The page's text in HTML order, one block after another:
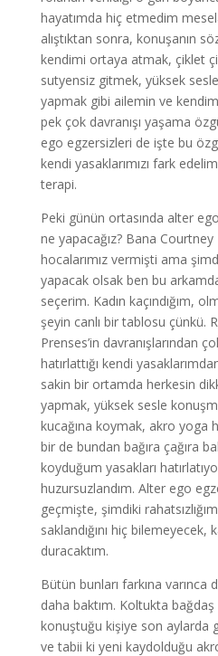
hayatımda hiç etmedim
alıştıktan sonra, konuşanın
kendimi ortaya atmak, çiklet
sutyensiz gitmek, yüksek
yapmak gibi ailemin ve
pek çok davranışı yaşama
ego egzersizleri de işte bu
kendi yasaklarımızı fark
terapi.
Peki günün ortasında alter
ne yapacağız? Bana
hocalarımız vermişti ama
yapacak olsak ben bu
seçerim. Kadın kaçındığım,
şeyin canlı bir tablosu çünkü.
Prenses’in davranışlarından
hatırlattığı kendi
sakin bir ortamda herkesin
yapmak, yüksek sesle
kucağına koymak, akro yoga
bir de bundan bağıra çağıra
koyduğum yasakları
huzursuzlandım. Alter ego
geçmişte, şimdiki
saklandığını hiç bilemeyecek,
duracaktım.
Bütün bunları farkına varınca
daha baktım. Koltukta
konuştuğu kişiye son aylarda
ve tabii ki yeni kaydolduğu